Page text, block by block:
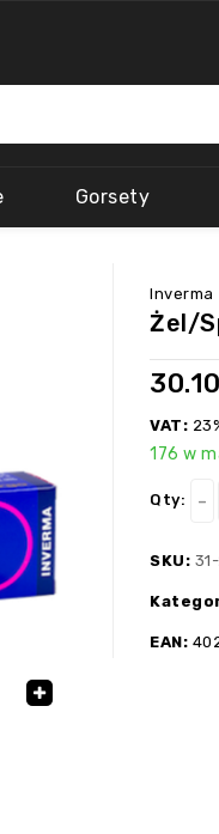
Gorsety
Inverma
Żel/
30.10
VAT:
176 w
Qty:
SKU:
EAN: